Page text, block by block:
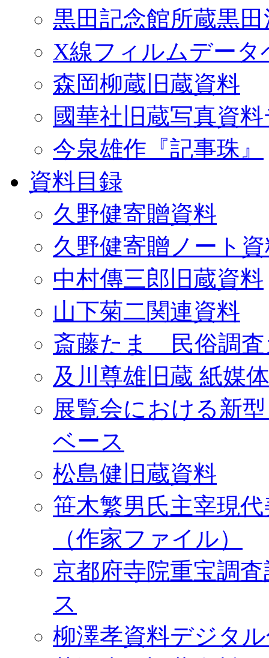
黒田記念館所蔵黒
X線フィルムデータ
森岡柳蔵旧蔵資料
國華社旧蔵写真資
今泉雄作『記事珠』
資料目録
久野健寄贈資料
久野健寄贈ノート
中村傳三郎旧蔵資料
山下菊二関連資料
斎藤たま 民俗調査
及川尊雄旧蔵 紙媒
展覧会における新
ベース
松島健旧蔵資料
笹木繁男氏主宰現
（作家ファイル）
京都府寺院重宝調
ス
柳澤孝資料デジタ